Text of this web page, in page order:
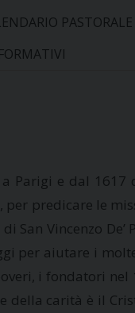
Parigi e dal
predicare le
Vincenzo De’
per aiutare i
i fondatori nel
della carità è il